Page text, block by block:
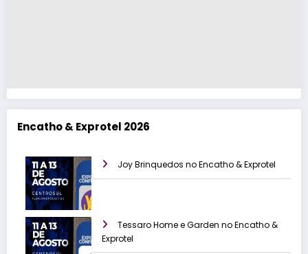
Encatho & Exprotel 2026
Joy Brinquedos no Encatho & Exprotel
Tessaro Home e Garden no Encatho &
Exprotel